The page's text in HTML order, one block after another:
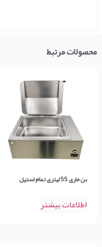
محصولات مرتبط
بن ماری 55 لیتری تمام استیل
اطلاعات بیشتر